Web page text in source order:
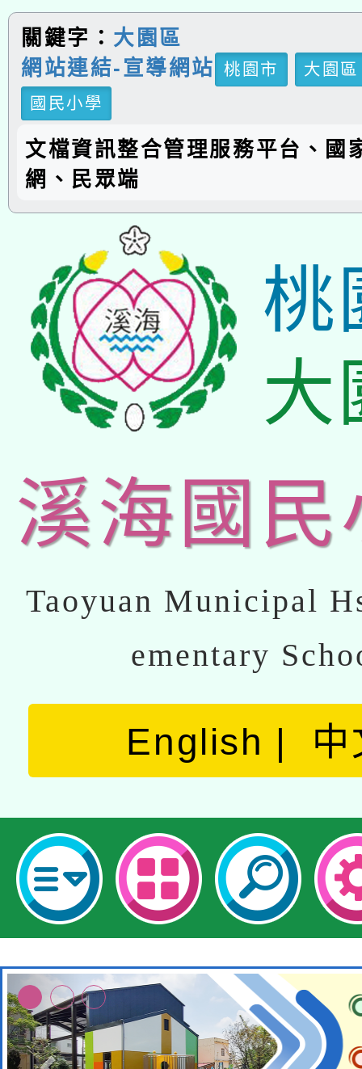
關鍵字： 大園區
網站連結-宣導網站
桃園市
大園區
國民小學
文檔資訊整合管理服務平台、國
網、民眾端
桃
大
溪海國民
Taoyuan Municipal
ementary
English 中